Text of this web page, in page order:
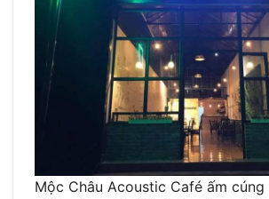
Mộc Châu Acoustic Café ấm cúng